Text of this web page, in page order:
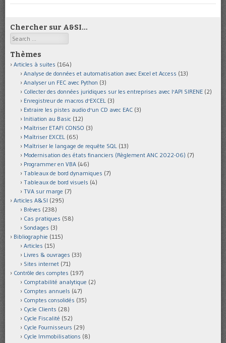
Chercher sur A&SI…
Search
Thèmes
Articles à suites (164)
Analyse de données et automatisation avec Excel et Access (13)
Analyser un FEC avec Python (3)
Collecter des données juridiques sur les entreprises avec l'API SIRENE (2)
Enregistreur de macros d'EXCEL (3)
Extraire les pistes audio d'un CD avec EAC (3)
Initiation au Basic (12)
Maîtriser ETAFI CONSO (3)
Maîtriser EXCEL (65)
Maîtriser le langage de requête SQL (13)
Modernisation des états financiers (Règlement ANC 2022-06) (7)
Programmer en VBA (46)
Tableaux de bord dynamiques (7)
Tableaux de bord visuels (4)
TVA sur marge (7)
Articles A&SI (295)
Brèves (238)
Cas pratiques (58)
Sondages (3)
Bibliographie (115)
Articles (15)
Livres & ouvrages (33)
Sites internet (71)
Contrôle des comptes (197)
Comptabilité analytique (2)
Comptes annuels (47)
Comptes consolidés (35)
Cycle Clients (28)
Cycle Fiscalité (52)
Cycle Fournisseurs (29)
Cycle Immobilisations (8)